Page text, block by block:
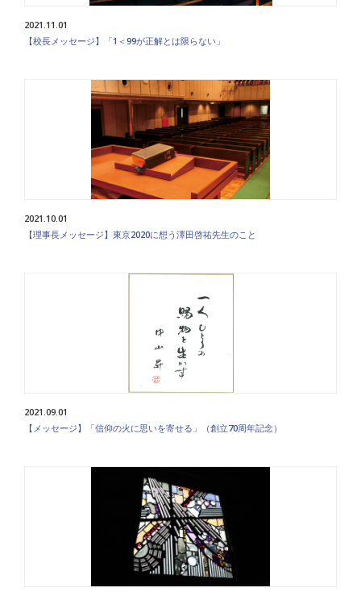
2021.11.01
【校長メッセージ】「1＜99が正解とは限らない」
2021.10.01
【理事長メッセージ】東京2020に想う澤田啓祐先生のこと
2021.09.01
【メッセージ】「信仰の火に思いを寄せる」（創立70周年記念）